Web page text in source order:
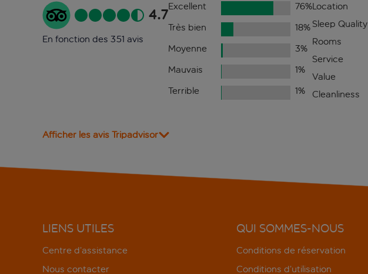
4.7
En fonction des 351 avis
Excellent 76%
Très bien
18%
Moyenne
3%
Mauvais
1%
Terrible
1%
Location
Sleep Quality
Rooms
Service
Value
Cleanliness
Afficher les avis Tripadvisor
LIENS UTILES
Centre d’assistance
Nous contacter
QUI SOMMES-NOUS
Conditions de réservation
Conditions d’utilisation